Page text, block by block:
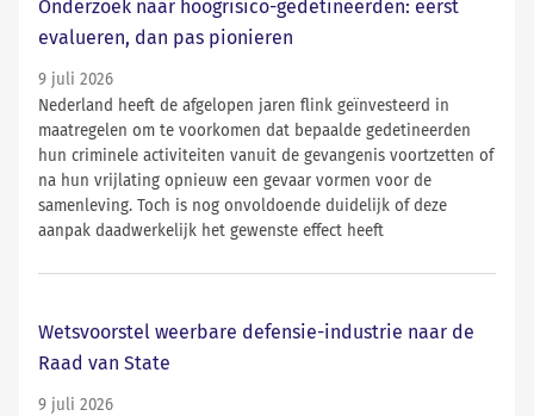
Onderzoek naar hoogrisico-gedetineerden: eerst
evalueren, dan pas pionieren
9 juli 2026
Nederland heeft de afgelopen jaren flink geïnvesteerd in
maatregelen om te voorkomen dat bepaalde gedetineerden
hun criminele activiteiten vanuit de gevangenis voortzetten of
na hun vrijlating opnieuw een gevaar vormen voor de
samenleving. Toch is nog onvoldoende duidelijk of deze
aanpak daadwerkelijk het gewenste effect heeft
Wetsvoorstel weerbare defensie-industrie naar de
Raad van State
9 juli 2026